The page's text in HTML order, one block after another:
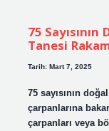
75
Tanesi
Tarih: Mart 7, 2025
75 sayısının
çarpanlarına
çarpanları veya